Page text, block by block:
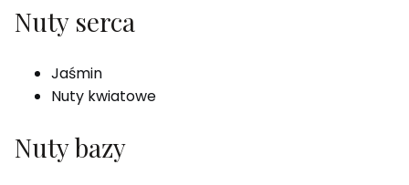
Nuty serca
Jaśmin
Nuty kwiatowe
Nuty bazy